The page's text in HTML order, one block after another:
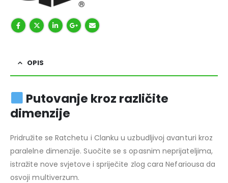
OPIS
Putovanje kroz različite
dimenzije
Pridružite se Ratchetu i Clanku u uzbudljivoj avanturi kroz
paralelne dimenzije. Suočite se s opasnim neprijateljima,
istražite nove svjetove i spriječite zlog cara Nefariousa da
osvoji multiverzum.